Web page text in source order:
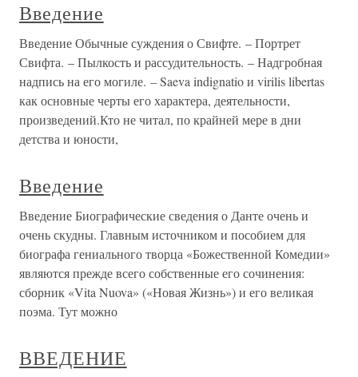
Введение
Введение Обычные суждения о Свифте. – Портрет
Свифта. – Пылкость и рассудительность. – Надгробная
надпись на его могиле. – Saeva indignatio и virilis libertas
как основные черты его характера, деятельности,
произведений.Кто не читал, по крайней мере в дни
детства и юности,
Введение
Введение Биографические сведения о Данте очень и
очень скудны. Главным источником и пособием для
биографа гениального творца «Божественной Комедии»
являются прежде всего собственные его сочинения:
сборник «Vita Nuova» («Новая Жизнь») и его великая
поэма. Тут можно
ВВЕДЕНИЕ